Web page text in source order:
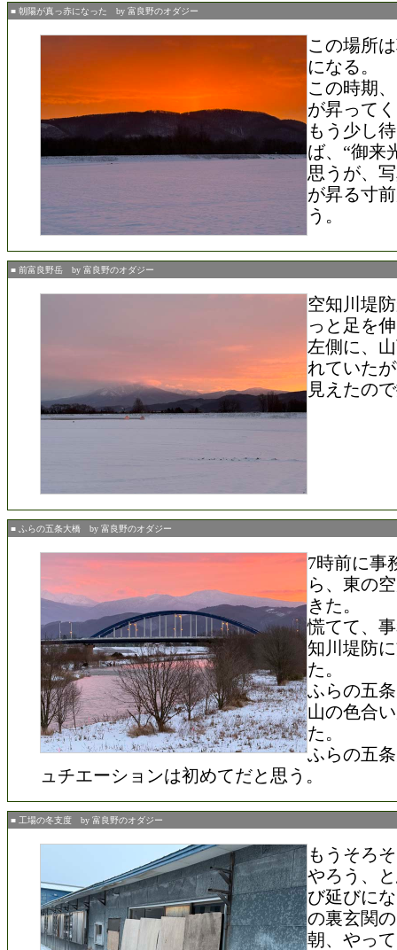
■ 朝陽が真っ赤になった by 富良野のオダジー
この場所
になる。
この時期
が昇って
もう少し
ば、“御来
思うが、
が昇る寸
う。
■ 前富良野岳 by 富良野のオダジー
空知川堤
っと足を
左側に、
れていた
見えたの
■ ふらの五条大橋 by 富良野のオダジー
7時前に事
ら、東の
きた。
慌てて、
知川堤防
た。
ふらの五
山の色合
た。
ふらの五
ュチエーションは初めてだと思う。
■ 工場の冬支度 by 富良野のオダジー
もうそろ
やろう、
び延びに
の裏玄関
朝、やっ